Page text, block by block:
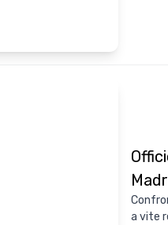
a vite